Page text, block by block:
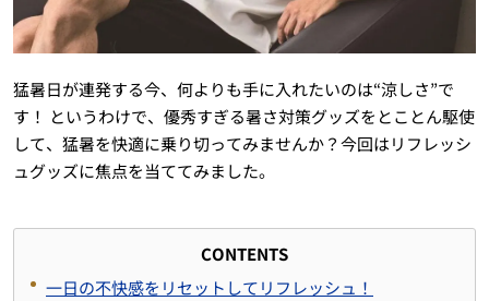
猛暑日が連発する今、何よりも手に入れたいのは“涼しさ”で
す！ というわけで、優秀すぎる暑さ対策グッズをとことん駆使
して、猛暑を快適に乗り切ってみませんか？今回はリフレッシ
ュグッズに焦点を当ててみました。
CONTENTS
一日の不快感をリセットしてリフレッシュ！